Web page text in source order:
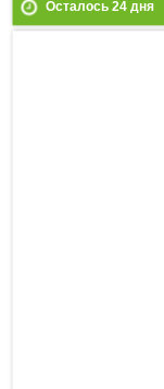
Осталось 24дня